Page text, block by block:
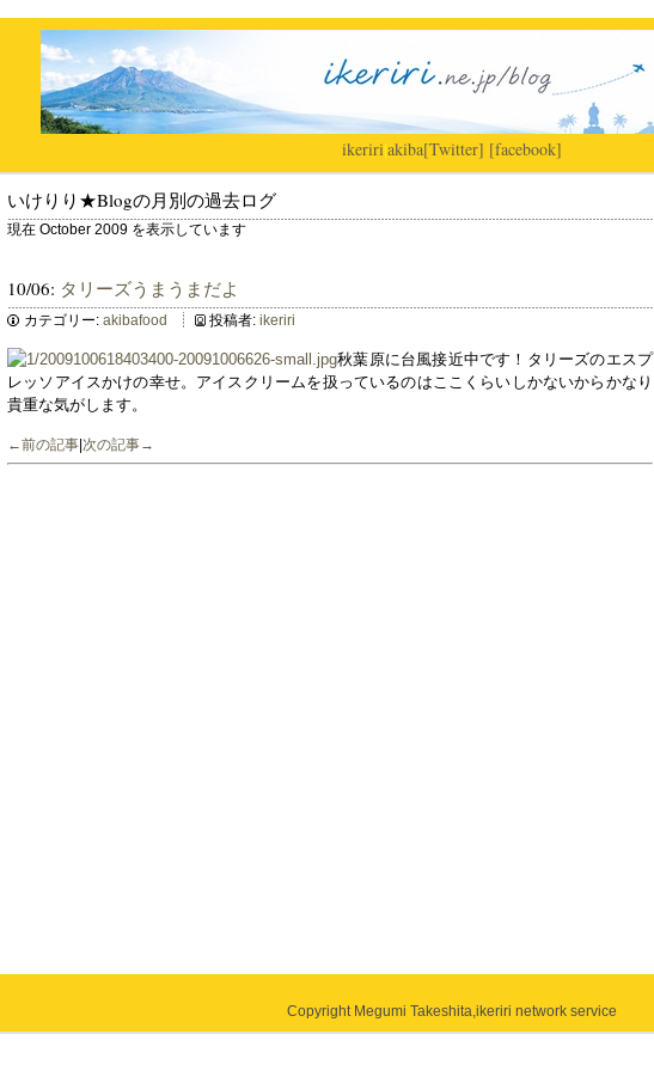
ikeriri|akiba[Twitter] [facebook]
いけりり★Blogの月別の過去ログ
現在 October 2009 を表示しています
10/06: タリーズうまうまだよ
カテゴリー: akibafood 投稿者: ikeriri
秋葉原に台風接近中です！タリーズのエスプ
レッソアイスかけの幸せ。アイスクリームを扱っているのはここくらいしかないからかなり
貴重な気がします。
←前の記事 次の記事→
Copyright Megumi Takeshita,ikeriri network service